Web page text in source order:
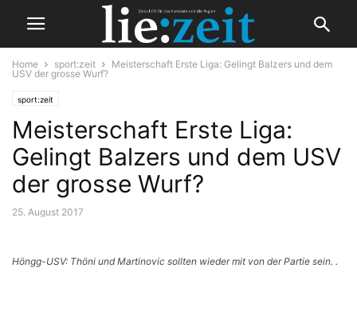
Home sport:zeit
Meisterschaft Erste Liga: Gelingt Balzers und dem
USV der grosse Wurf?
sport:zeit
Meisterschaft Erste Liga:
Gelingt Balzers und dem USV
der grosse Wurf?
25. August 2017
Höngg-USV: Thöni und Martinovic sollten wieder mit von der Partie sein. .